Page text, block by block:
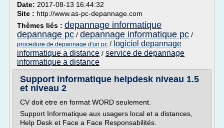
Date: 2017-08-13 16:44:32
Site : http://www.as-pc-depannage.com
Thèmes liés : depannage informatique
depannage pc / depannage informatique pc /
procedure de depannage d'un pc / logiciel depannage
informatique a distance / service de depannage
informatique a distance
Support informatique helpdesk niveau 1.5
et niveau 2
CV doit etre en format WORD seulement.
Support Informatique aux usagers local et a distances,
Help Desk et Face a Face Responsabilités.